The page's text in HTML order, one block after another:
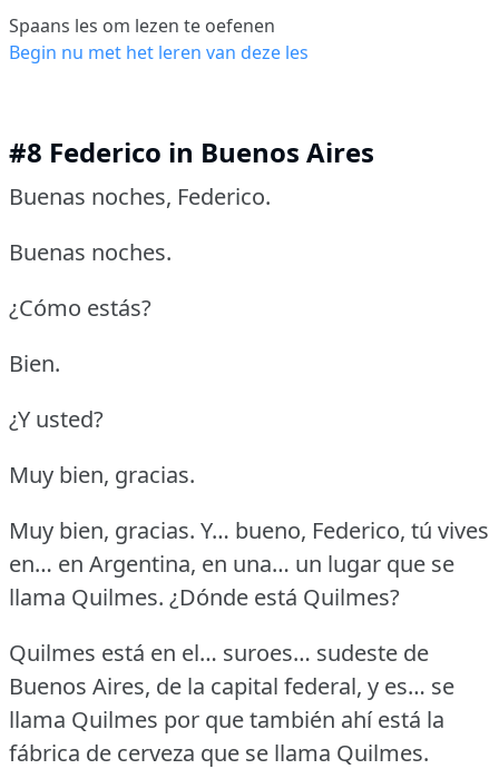
Spaans les om lezen te oefenen
Begin nu met het leren van deze les
#8 Federico in Buenos Aires
Buenas noches, Federico.
Buenas noches.
¿Cómo estás?
Bien.
¿Y usted?
Muy bien, gracias.
Muy bien, gracias. Y… bueno, Federico, tú vives
en… en Argentina, en una… un lugar que se
llama Quilmes. ¿Dónde está Quilmes?
Quilmes está en el… suroes… sudeste de
Buenos Aires, de la capital federal, y es… se
llama Quilmes por que también ahí está la
fábrica de cerveza que se llama Quilmes.